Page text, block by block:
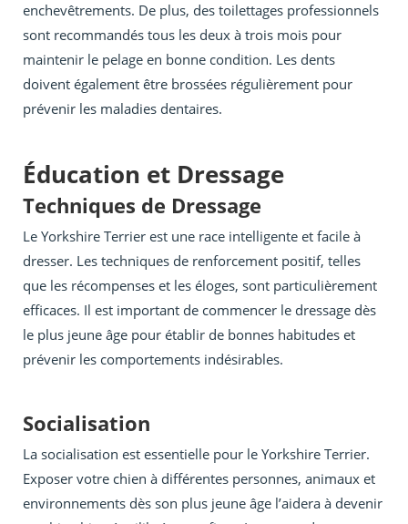
enchevêtrements. De plus, des toilettages professionnels
sont recommandés tous les deux à trois mois pour
maintenir le pelage en bonne condition. Les dents
doivent également être brossées régulièrement pour
prévenir les maladies dentaires.
Éducation et Dressage
Techniques de Dressage
Le Yorkshire Terrier est une race intelligente et facile à
dresser. Les techniques de renforcement positif, telles
que les récompenses et les éloges, sont particulièrement
efficaces. Il est important de commencer le dressage dès
le plus jeune âge pour établir de bonnes habitudes et
prévenir les comportements indésirables.
Socialisation
La socialisation est essentielle pour le Yorkshire Terrier.
Exposer votre chien à différentes personnes, animaux et
environnements dès son plus jeune âge l’aidera à devenir